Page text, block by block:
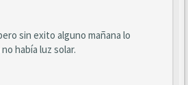
sin exito alguno mañana lo
había luz solar.